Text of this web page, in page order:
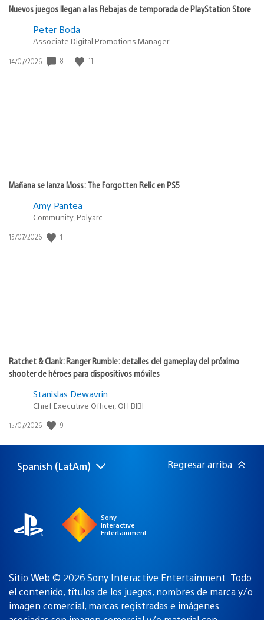
Nuevos juegos llegan a las Rebajas de temporada de PlayStation Store
Peter Boda
Associate Digital Promotions Manager
Fecha
14/07/2026 8 11
Mañana se lanza Moss: The Forgotten Relic en PS5
Amy Pantea
Community, Polyarc
Fecha
15/07/2026 1
Ratchet & Clank: Ranger Rumble: detalles del gameplay del próximo
shooter de héroes para dispositivos móviles
Stanislas Dewavrin
Chief Executive Officer, OH BIBI
Fecha
publicación:
15/07/2026 9
Elige
una
Región
actual:
Spanish (LatAm) Regresar arriba
Sony
Interactive
Entertainment
Sitio Web © 2026 Sony Interactive Entertainment. Todo
el contenido, títulos de los juegos, nombres de marca y/o
imagen comercial, marcas registradas e imágenes